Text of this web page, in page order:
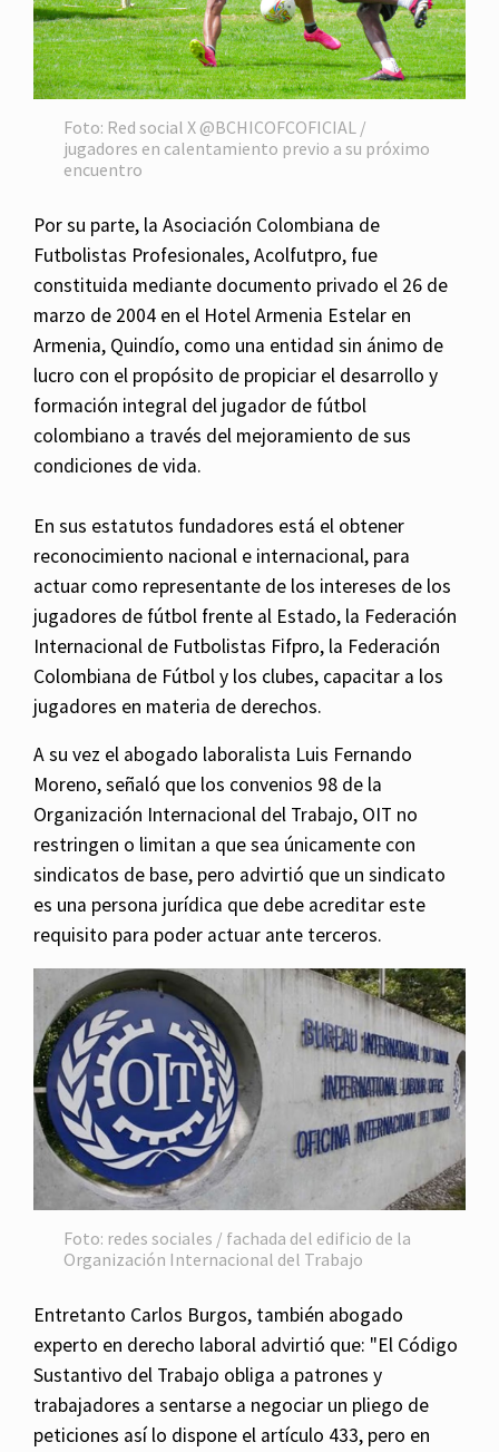
Foto: Red social X @BCHICOFCOFICIAL /
jugadores en calentamiento previo a su próximo
encuentro
Por su parte, la Asociación Colombiana de
Futbolistas Profesionales, Acolfutpro, fue
constituida mediante documento privado el 26 de
marzo de 2004 en el Hotel Armenia Estelar en
Armenia, Quindío, como una entidad sin ánimo de
lucro con el propósito de propiciar el desarrollo y
formación integral del jugador de fútbol
colombiano a través del mejoramiento de sus
condiciones de vida.
En sus estatutos fundadores está el obtener
reconocimiento nacional e internacional, para
actuar como representante de los intereses de los
jugadores de fútbol frente al Estado, la Federación
Internacional de Futbolistas Fifpro, la Federación
Colombiana de Fútbol y los clubes, capacitar a los
jugadores en materia de derechos.
A su vez el abogado laboralista Luis Fernando
Moreno, señaló que los convenios 98 de la
Organización Internacional del Trabajo, OIT no
restringen o limitan a que sea únicamente con
sindicatos de base, pero advirtió que un sindicato
es una persona jurídica que debe acreditar este
requisito para poder actuar ante terceros.
Foto: redes sociales / fachada del edificio de la
Organización Internacional del Trabajo
Entretanto Carlos Burgos, también abogado
experto en derecho laboral advirtió que: "El Código
Sustantivo del Trabajo obliga a patrones y
trabajadores a sentarse a negociar un pliego de
peticiones así lo dispone el artículo 433, pero en